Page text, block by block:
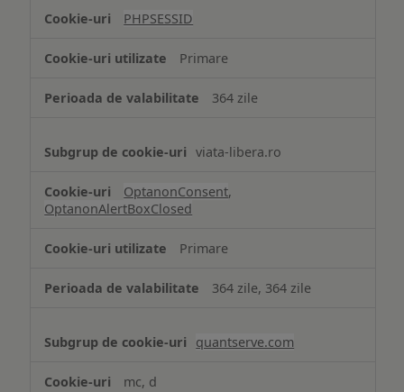
Cookie
necesare
PHPSESSID
Primare
364 zile
viata-libera.ro
OptanonConsent,
OptanonAlertBoxClosed
Primare
364 zile, 364 zile
quantserve.com
mc, d